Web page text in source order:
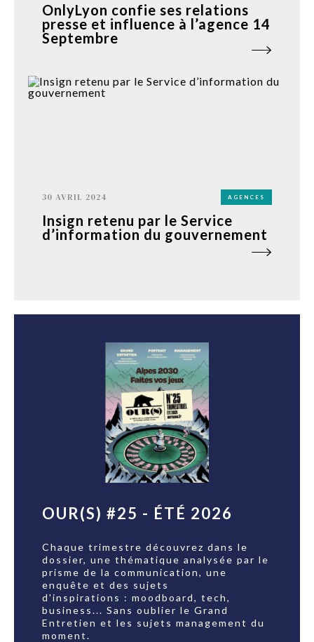
OnlyLyon confie ses relations
presse et influence à l’agence 14
Septembre
30 AVRIL 2024 AGENCES
Insign retenu par le Service
d’information du gouvernement
OUR(S) #25 - ÉTÉ 2026
Chaque trimestre découvrez dans le
dossier, une thématique analysée par le
prisme de la communication, une
enquête et des sujets
d'inspirations : moodboard, tech,
business... Sans oublier le Grand
Entretien et les sujets management du
moment.